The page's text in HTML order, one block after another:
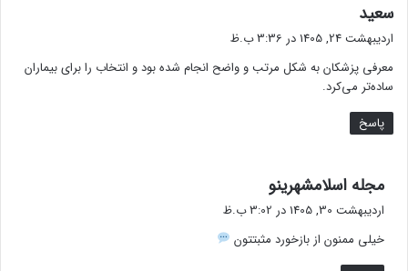
سعید
:
اردیبهشت 24, 1405 در 3:36 ب.ظ
معرفی پزشکان به شکل مرتب و واضح انجام شده بود و انتخاب را برای بیماران
ساده‌تر می‌کرد.
پاسخ
مجله اسلامشهرینو
ف
:
اردیبهشت 30, 1405 در 3:02 ب.ظ
خیلی ممنون از بازخورد مثبتتون